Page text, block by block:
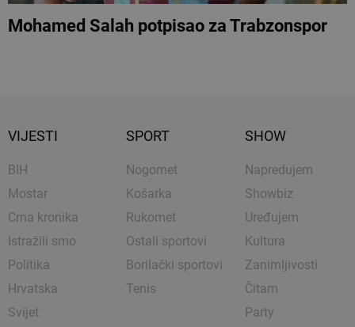
Mohamed Salah potpisao za Trabzonspor
VIJESTI
BIH
Mostar
Crna kronika
Istražili smo
Politika
Hrvatska
Svijet
SPORT
Nogomet
Košarka
Rukomet
Ostali sportovi
Borilački sportovi
Tenis
SHOW
Napredujem
Showbiz
Uređujem
Kultura
Zanimljivosti
Čitam
Party